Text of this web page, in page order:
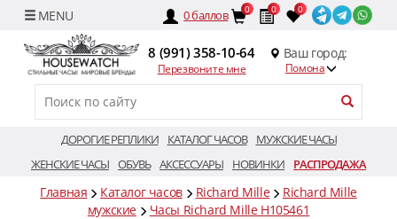
0баллов 0 0 0
8 (991) 358-10-64
Перезвоните мне
Ваш город:
Помона
ДОРОГИЕ РЕПЛИКИ КАТАЛОГ ЧАСОВ
МУЖСКИЕ ЧАСЫ
ЖЕНСКИЕ ЧАСЫ ОБУВЬ АКСЕССУАРЫ НОВИНКИ РАСПРОДАЖА
Главная Каталог часов Richard Mille
Richard Mille
мужские
Часы Richard Mille H105461